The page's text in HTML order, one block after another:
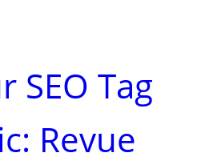
SEO Tag
Revue